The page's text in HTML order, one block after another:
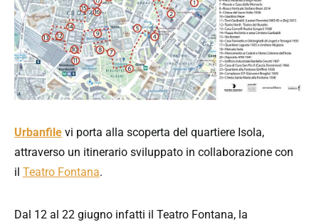
Urbanfile vi porta alla scoperta del quartiere Isola,
attraverso un itinerario sviluppato in collaborazione con
il Teatro Fontana.
Dal 12 al 22 giugno infatti il Teatro Fontana, la